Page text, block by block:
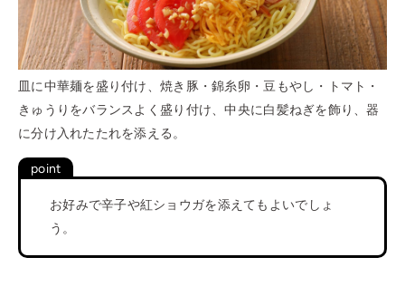
皿に中華麺を盛り付け、焼き豚・錦糸卵・豆もやし・トマト・
きゅうりをバランスよく盛り付け、中央に白髪ねぎを飾り、器
に分け入れたたれを添える。
お好みで辛子や紅ショウガを添えてもよいでしょ
う。